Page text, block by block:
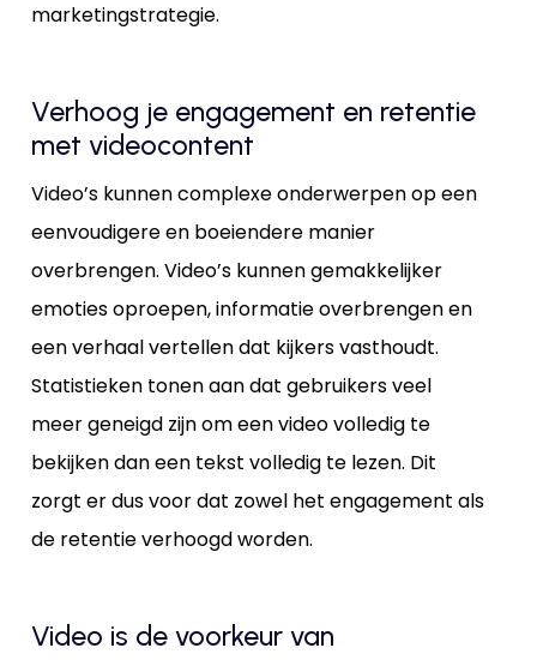
marketingstrategie.
Verhoog je engagement en retentie
met videocontent
Video’s kunnen complexe onderwerpen op een
eenvoudigere en boeiendere manier
overbrengen. Video’s kunnen gemakkelijker
emoties oproepen, informatie overbrengen en
een verhaal vertellen dat kijkers vasthoudt.
Statistieken tonen aan dat gebruikers veel
meer geneigd zijn om een video volledig te
bekijken dan een tekst volledig te lezen. Dit
zorgt er dus voor dat zowel het engagement als
de retentie verhoogd worden.
Video is de voorkeur van